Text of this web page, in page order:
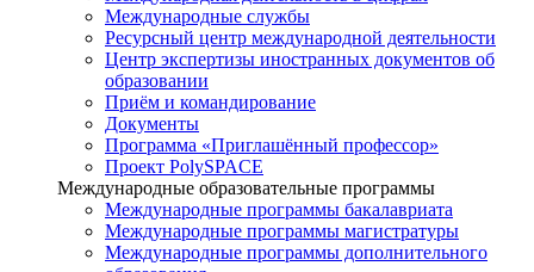
Международные службы
Ресурсный центр международной деятельности
Центр экспертизы иностранных документов об
образовании
Приём и командирование
Документы
Программа «Приглашённый профессор»
Проект PolySPACE
Международные образовательные программы
Международные программы бакалавриата
Международные программы магистратуры
Международные программы дополнительного